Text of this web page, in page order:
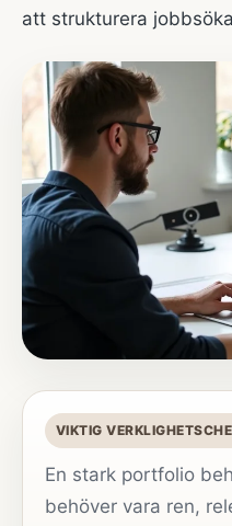
att strukturera
VIKTIG
En stark portfolio
behöver vara ren,